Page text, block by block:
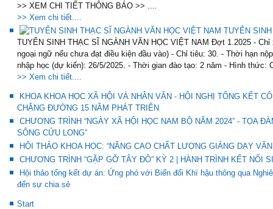
>> XEM CHI TIẾT THÔNG BÁO >> ....
>> Xem chi tiết....
TUYỂN
TUYỂN SINH THẠC SĨ NGÀNH VĂN HỌC VIỆT NAM Đợt 1.2025 -
ngoại ngữ nếu chưa đạt điều kiện đầu vào) - Chỉ tiêu: 30. - Thời hạn
nhập học (dự kiến): 26/5/2025. - Thời gian đào tạo: 2 năm - Hình thức:
>> Xem chi tiết....
KHOA KHOA HỌC XÃ HỘI VÀ NHÂN VĂN - HỘI NGHỊ TỔNG KẾT
CHẶNG ĐƯỜNG 15 NĂM PHÁT TRIỂN
CHƯƠNG TRÌNH “NGÀY XÃ HỘI HỌC NAM BỘ NĂM 2024” - TỌA
SÔNG CỬU LONG”
HỘI THẢO KHOA HỌC: “NÂNG CAO CHẤT LƯỢNG GIẢNG DẠY
CHƯƠNG TRÌNH “GẶP GỠ TÂY ĐÔ” KỲ 2 | HÀNH TRÌNH KẾT NỐI
Hội thảo tổng kết dự án: Ứng phó với Biến đổi Khí hậu thông qua
đến sự chia sẻ
Start